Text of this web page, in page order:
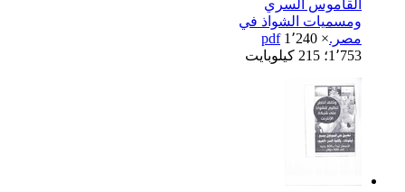
القاموس السري
ومسميات الشواذ في
مصر.pdf1٬240 ×
1٬753؛ 215 كيلوبايت